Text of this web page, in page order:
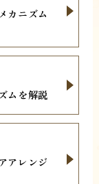
カニズム
ムを解説
アレンジ